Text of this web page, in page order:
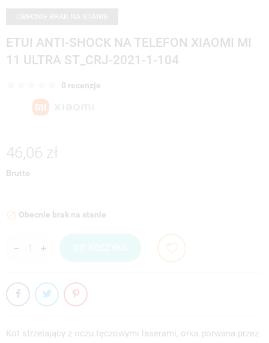
ETUI ANTI-SHOCK NA TELEFON XIAOMI MI
11 ULTRA ST_CRJ-2021-1-104
0 recenzje
46,06 zł
Brutto
 Obecnie brak na stanie
Kot strzelający z oczu tęczowymi laserami, orka porwana przez